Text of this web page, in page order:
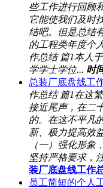
些工作进行回顾
它能使我们及时
结吧。但是总结
的工程类年度个
作总结 篇1本人
学学士学位... 时
总装厂底盘线工
作总结 篇1在这
接近尾声，在二
的。在这不平凡
新、极力提高效
（一）强化形象
坚持严格要求，
装厂底盘线工作
员工简短的个人